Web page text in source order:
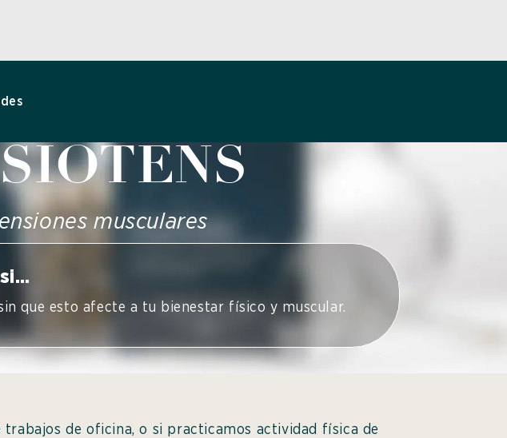
musculares
que esto afecte a tu bienestar físico y muscular.
de oficina, o si practicamos actividad física de